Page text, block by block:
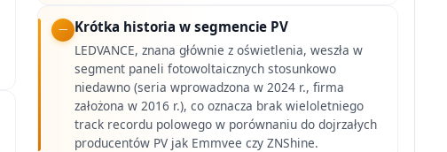
Krótka historia w segmencie PV
LEDVANCE, znana głównie z oświetlenia, weszła w
segment paneli fotowoltaicznych stosunkowo
niedawno (seria wprowadzona w 2024 r., firma
założona w 2016 r.), co oznacza brak wieloletniego
track recordu polowego w porównaniu do dojrzałych
producentów PV jak Emmvee czy ZNShine.